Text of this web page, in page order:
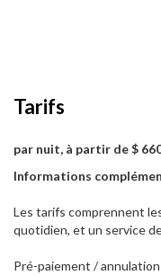
Tarifs
par nuit, à partir de $
Informations
Les tarifs comprennent
quotidien, et un service
Pré-paiement / annulation